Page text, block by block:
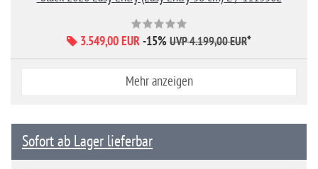
3.549,00 EUR-15% UVP 4.199,00 EUR*
Mehr anzeigen
Sofort ab Lager lieferbar